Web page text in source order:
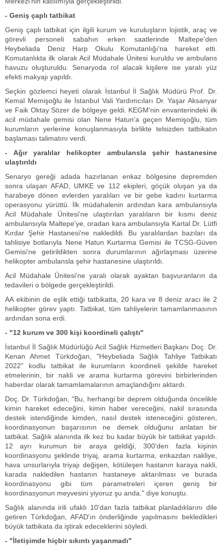
- Geniş çaplı tatbikat
Geniş çaplı tatbikat için ilgili kurum ve kuruluşların lojistik, araç ve
görevli personeli sabahın erken saatlerinde Maltepe'den
Heybeliada Deniz Harp Okulu Komutanlığı'na hareket etti.
Komutanlıkta ilk olarak Acil Müdahale Ünitesi kuruldu ve ambulans
havuzu oluşturuldu. Senaryoda rol alacak kişilere ise yaralı yüz
efekti makyajı yapıldı.
Seçkin gözlemci heyeti olarak İstanbul İl Sağlık Müdürü Prof. Dr.
Kemal Memişoğlu ile İstanbul Vali Yardımcıları Dr. Yaşar Aksanyar
ve Faik Oktay Sözer de bölgeye geldi. KEGM'nin envanterindeki ilk
acil müdahale gemisi olan Nene Hatun'a geçen Memişoğlu, tüm
kurumların yerlerine konuşlanmasıyla birlikte telsizden tatbikatın
başlaması talimatını verdi.
- Ağır yaralılar helikopter ambulansla şehir hastanesine
ulaştırıldı
Senaryo gereği adada hazırlanan enkaz bölgesine depremden
sonra ulaşan AFAD, UMKE ve 112 ekipleri, göçük oluşan ya da
harabeye dönen evlerden yaralıları ve bir gebe kadını kurtarma
operasyonu yürüttü. İlk müdahalenin ardından kara ambulansıyla
Acil Müdahale Ünitesi'ne ulaştırılan yaralıların bir kısmı deniz
ambulansıyla Maltepe'ye, oradan kara ambulansıyla Kartal Dr. Lütfi
Kırdar Şehir Hastanesi'ne nakledildi. Bu yaralılardan bazıları da
tahlisiye botlarıyla Nene Hatun Kurtarma Gemisi ile TCSG-Güven
Gemisi'ne getirildikten sonra durumlarının ağırlaşması üzerine
helikopter ambulansla şehir hastanesine ulaştırıldı.
Acil Müdahale Ünitesi'ne yaralı olarak ayaktan başvuranların da
tedavileri o bölgede gerçekleştirildi.
AA ekibinin de eşlik ettiği tatbikatta, 20 kara ve 8 deniz aracı ile 2
helikopter görev yaptı. Tatbikat, tüm tahliyelerin tamamlanmasının
ardından sona erdi.
- "12 kurum ve 300 kişi koordineli çalıştı"
İstanbul İl Sağlık Müdürlüğü Acil Sağlık Hizmetleri Başkanı Doç. Dr.
Kenan Ahmet Türkdoğan, "Heybeliada Sağlık Tahliye Tatbikatı
2022" kodlu tatbikat ile kurumların koordineli şekilde hareket
etmelerinin, bir nakli ve arama kurtarma görevini birbirlerinden
haberdar olarak tamamlamalarının amaçlandığını aktardı.
Doç. Dr. Türkdoğan, "Bu, herhangi bir deprem olduğunda öncelikle
kimin hareket edeceğini, kimin haber vereceğini, nakil sırasında
destek istendiğinde kimden, nasıl destek isteneceğini gösteren,
koordinasyonun başarısının ne demek olduğunu anlatan bir
tatbikat. Sağlık alanında ilk kez bu kadar büyük bir tatbikat yapıldı.
12 ayrı kurumun bir araya geldiği, 300'den fazla kişinin
koordinasyonu şeklinde triyaj, arama kurtarma, enkazdan nakliye,
hava unsurlarıyla triyajı değişen, kötüleşen hastanın karaya nakli,
karada nakledilen hastanın hastaneye aktarılması ve burada
koordinasyonu gibi tüm parametreleri içeren geniş bir
koordinasyonun meyvesini yiyoruz şu anda." diye konuştu.
Sağlık alanında irili ufaklı 10'dan fazla tatbikat planladıklarını dile
getiren Türkdoğan, AFAD'ın önderliğinde yapılmasını bekledikleri
büyük tatbikata da iştirak edeceklerini söyledi.
- "İletişimde hiçbir sıkıntı yaşanmadı"